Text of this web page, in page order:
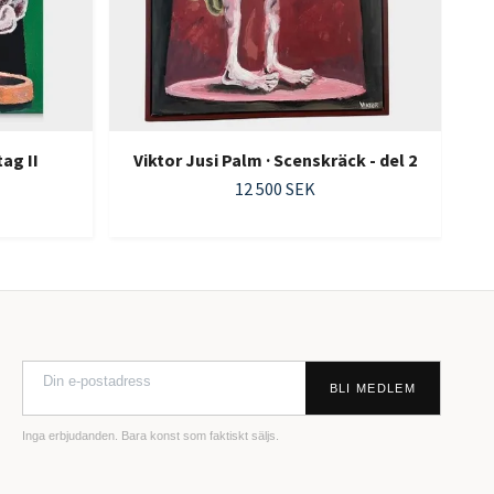
II
Viktor Jusi Palm · Scenskräck - del 2
12 500 SEK
BLI MEDLEM
Inga erbjudanden. Bara konst som faktiskt säljs.